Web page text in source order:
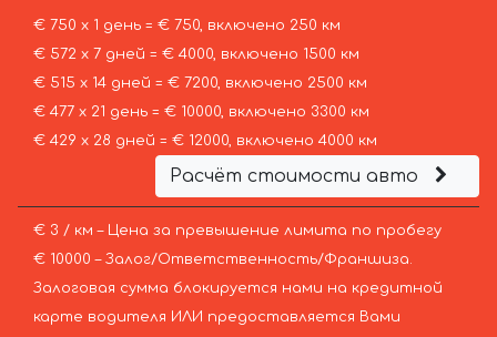
€ 750 х 1 день = € 750, включено 250 км
€ 572 х 7 дней = € 4000, включено 1500 км
€ 515 х 14 дней = € 7200, включено 2500 км
€ 477 х 21 день = € 10000, включено 3300 км
€ 429 х 28 дней = € 12000, включено 4000 км
Расчёт стоимости авто
€ 3 / км – Цена за превышение лимита по пробегу
€ 10000 – Залог/Ответственность/Франшиза.
Залоговая сумма блокируется нами на кредитной
карте водителя ИЛИ предоставляется Вами